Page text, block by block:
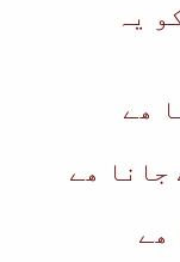
یہ
ھے
جانا ھے
ھے